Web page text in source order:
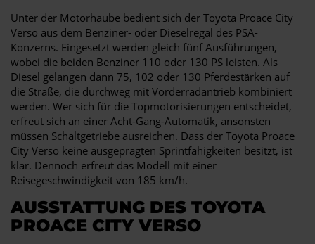
Unter der Motorhaube bedient sich der Toyota Proace City
Verso aus dem Benziner- oder Dieselregal des PSA-
Konzerns. Eingesetzt werden gleich fünf Ausführungen,
wobei die beiden Benziner 110 oder 130 PS leisten. Als
Diesel gelangen dann 75, 102 oder 130 Pferdestärken auf
die Straße, die durchweg mit Vorderradantrieb kombiniert
werden. Wer sich für die Topmotorisierungen entscheidet,
erfreut sich an einer Acht-Gang-Automatik, ansonsten
müssen Schaltgetriebe ausreichen. Dass der Toyota Proace
City Verso keine ausgeprägten Sprintfähigkeiten besitzt, ist
klar. Dennoch erfreut das Modell mit einer
Reisegeschwindigkeit von 185 km/h.
AUSSTATTUNG DES TOYOTA
PROACE CITY VERSO